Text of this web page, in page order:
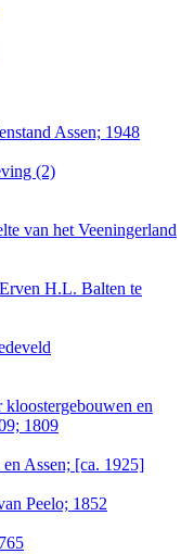
Assen; 1948
(2)
van het Veeningerland
H.L. Balten te
en
1809
Assen; [ca. 1925]
Peelo; 1852